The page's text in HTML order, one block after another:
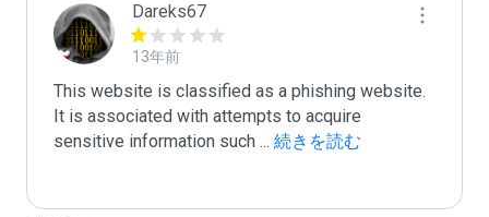
Dareks67
13年前
This website is classified as a phishing website.
It is associated with attempts to acquire
sensitive information such ... 続きを読む